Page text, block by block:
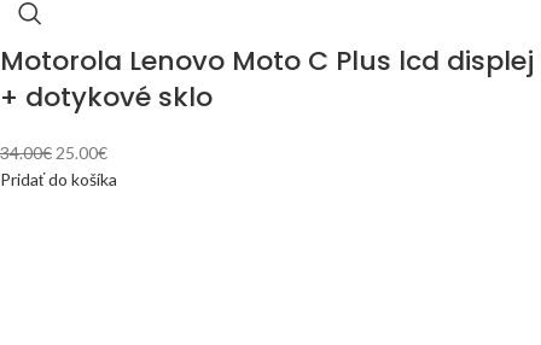
Motorola Lenovo Moto C Plus lcd displej
+ dotykové sklo
34.00€ 25.00€
Pridať do košíka